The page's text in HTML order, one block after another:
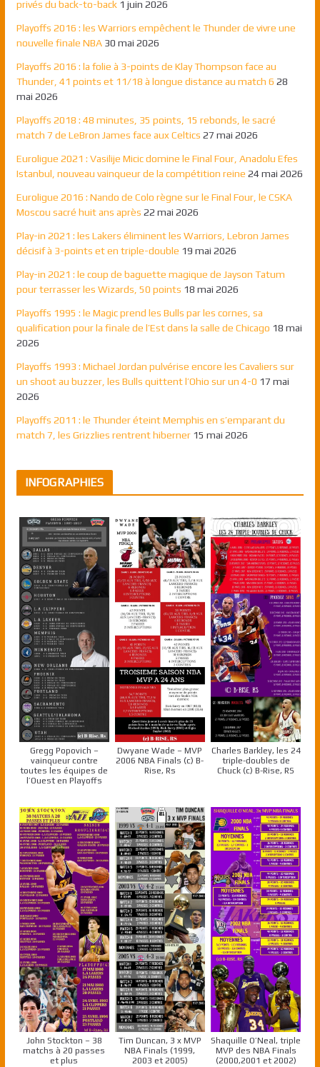
privés du back-to-back 1 juin 2026
Playoffs 2016 : les Warriors empêchent le Thunder de vivre une
nouvelle finale NBA 30 mai 2026
Playoffs 2016 : la folie à 3-points de Klay Thompson face au
Thunder, 41 points et 11/18 à longue distance au match 6 28
mai 2026
Playoffs 2018 : 48 minutes, 35 points, 15 rebonds, le sacré
match 7 de LeBron James face aux Celtics 27 mai 2026
Euroligue 2021 : Vasilije Micic domine le Final Four, Anadolu Efes
Istanbul, nouveau vainqueur de la compétition reine 24 mai 2026
Euroligue 2016 : Nando de Colo règne sur le Final Four, le CSKA
Moscou sacré huit ans après 22 mai 2026
Play-in 2021 : les Lakers éliminent les Warriors, Lebron James
décisif à 3-points et en triple-double 19 mai 2026
Play-in 2021 : le coup de baguette magique de Jayson Tatum
pour terrasser les Wizards, 50 points 18 mai 2026
Playoffs 1995 : le Magic prend les Bulls par les cornes, sa
qualification pour la finale de l’Est dans la salle de Chicago 18 mai
2026
Playoffs 1993 : Michael Jordan pulvérise encore les Cavaliers sur
un shoot au buzzer, les Bulls quittent l’Ohio sur un 4-0 17 mai
2026
Playoffs 2011 : le Thunder éteint Memphis en s’emparant du
match 7, les Grizzlies rentrent hiberner 15 mai 2026
INFOGRAPHIES
Gregg Popovich –
vainqueur contre
toutes les équipes de
l’Ouest en Playoffs
Dwyane Wade – MVP
2006 NBA Finals (c) B-
Rise, Rs
Charles Barkley, les 24
triple-doubles de
Chuck (c) B-Rise, RS
John Stockton – 38
matchs à 20 passes
et plus
Tim Duncan, 3 x MVP
NBA Finals (1999,
2003 et 2005)
Shaquille O’Neal, triple
MVP des NBA Finals
(2000,2001 et 2002)